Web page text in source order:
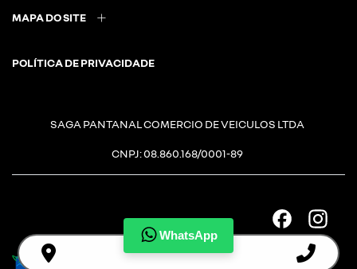
WhatsApp
MAPA DO SITE
POLÍTICA DE PRIVACIDADE
SAGA PANTANAL COMERCIO DE VEICULOS LTDA
CNPJ: 08.860.168/0001-89
Desacelere. Seu bem maior é a